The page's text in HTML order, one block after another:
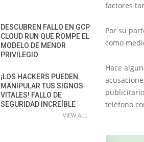
factores
Por su
como
Hace
teléfono
DESCUBREN FALLO EN GCP
CLOUD RUN QUE ROMPE EL
MODELO DE MENOR
PRIVILEGIO
¡LOS HACKERS PUEDEN
MANIPULAR TUS SIGNOS
VITALES! FALLO DE
SEGURIDAD INCREÍBLE
VIEW ALL